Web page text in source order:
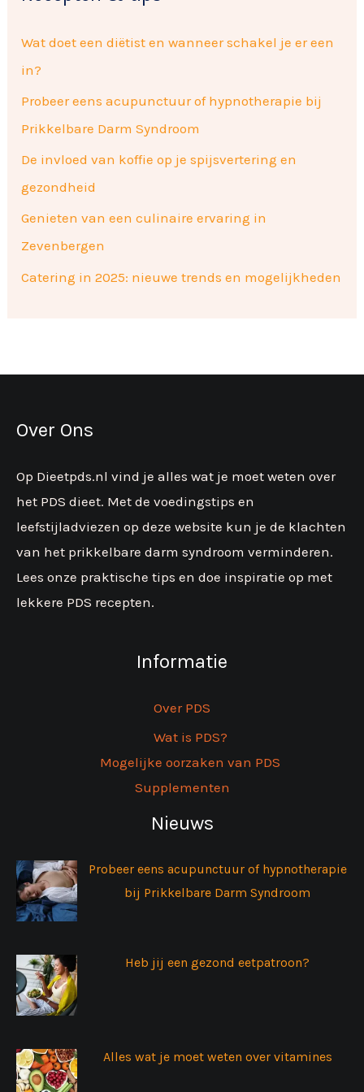
Wat doet een diëtist en wanneer schakel je er een
in?
Probeer eens acupunctuur of hypnotherapie bij
Prikkelbare Darm Syndroom
De invloed van koffie op je spijsvertering en
gezondheid
Genieten van een culinaire ervaring in
Zevenbergen
Catering in 2025: nieuwe trends en mogelijkheden
Over Ons
Op Dieetpds.nl vind je alles wat je moet weten over
het PDS dieet. Met de voedingstips en
leefstijladviezen op deze website kun je de klachten
van het prikkelbare darm syndroom verminderen.
Lees onze praktische tips en doe inspiratie op met
lekkere PDS recepten.
Informatie
Over PDS
Wat is PDS?
Mogelijke oorzaken van PDS
Supplementen
Nieuws
Probeer eens acupunctuur of hypnotherapie
bij Prikkelbare Darm Syndroom
Heb jij een gezond eetpatroon?
Alles wat je moet weten over vitamines